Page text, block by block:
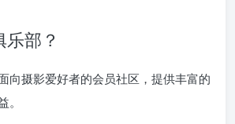
部？
向摄影爱好者的会员社区，提供丰富的